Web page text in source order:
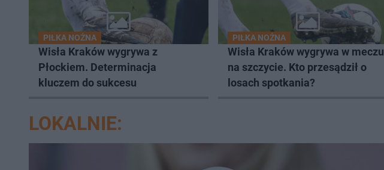
PIŁKA NOŻNA
Wisła Kraków wygrywa z
Płockiem. Determinacja
kluczem do sukcesu
PIŁKA NOŻNA
Wisła Kraków wygrywa w meczu
na szczycie. Kto przesądził o
losach spotkania?
LOKALNIE: